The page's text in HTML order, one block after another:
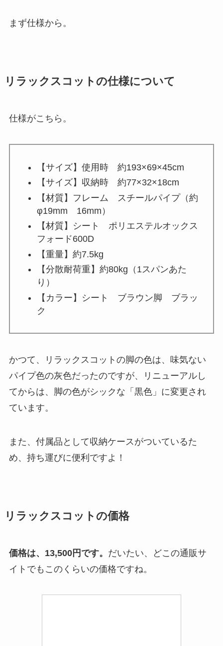
まず仕様から。
リラックスコットの仕様について
仕様がこちら。
【サイズ】使用時 約193×69×45cm
【サイズ】収納時 約77×32×18cm
【材質】フレーム スチールパイプ（約
φ19mm 16mm）
【材質】シート ポリエステルオックス
フォード600D
【重量】約7.5kg
【分散耐荷重】約80kg（1スパンあた
り）
【カラー】シート ブラウン脚 ブラッ
ク
かつて、リラックスコットの脚の色は、味気ない
パイプ色の灰色だったのですが、リニューアルし
てからは、脚の色がシックな「黒色」に変更され
ています。
また、付属品として収納ケースがついているた
め、持ち運びに便利ですよ！
リラックスコットの価格
価格は、13,500円です。 だいたい、どこの通販サ
イトでもこのくらいの価格ですね。